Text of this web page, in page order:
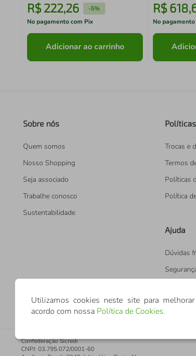
R$ 222,26 -5%
No pagamento com Pix
Adicionar ao carrinho
R$ 618,
No
Sobre nós
Quem somos
Nosso Shopping
Seja associado
Trabalhe conosco
Sustentabilidade
Políticas
Trocas e
Termos
Políticas
Política
Ajuda
Dúvidas
Confederação Sicredi
CNPJ: 03.795.072/0001-60
Utilizamos cookies neste site para
acordo com nossa Política de Cookies.